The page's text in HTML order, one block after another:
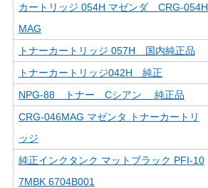
カートリッジ 054H マゼンダ CRG-054H
MAG
トナーカートリッジ 057H 国内純正品
トナーカートリッジ042H 純正
NPG-88 トナー Cシアン 純正品
CRG-046MAG マゼンタ トナーカートリ
ッジ
純正インクタンク マットブラック PFI-10
7MBK 6704B001